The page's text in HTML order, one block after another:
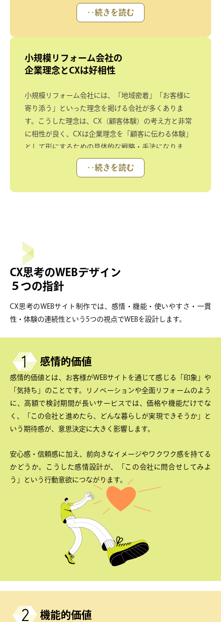
安を解消するには、WEBサイトにおいても専門知識と
誠実さに裏打ちされた顧客体験の設計が不可欠です。
‥続きを読む
小規模リフォーム会社の
企業理念とCXは好相性
小規模リフォーム会社には、「地域密着」「お客様に
寄り添う」といった理念を掲げる会社が多くありま
す。こうした理念は、CX（顧客体験）の考え方と非常
に相性が良く、CXは企業理念を「顧客に伝わる体験」
として形にするための具体的な戦略・手法になりま
す。また、CXによる顧客体験の設計は、大規模リフォ
ーム企業と競合した際の大きな武器にもなります。
‥続きを読む
CX思考のWEBデザイン
５つの指針
CX思考のWEBサイト制作では、感情・機能・使いやすさ・一貫
性・体験の連続性という5つの視点でWEBを設計します。
感情的価値
感情的価値とは、お客様がWEBサイトを通じて感じる「印象」や
「気持ち」のことです。リノベーションや全面リフォームのよう
に、高額で検討期間が長いサービスでは、価格や機能だけでな
く、「この会社と進めたら、どんな暮らしが実現できそうか」と
いう期待感が、意思決定に大きく影響します。
安心感・信頼感に加え、前向きなイメージやワクワク感を持てる
かどうか。こうした感情設計が、「この会社に問合せしてみよ
う」という行動意欲につながります。
機能的価値​